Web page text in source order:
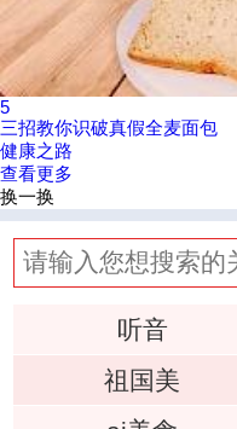
5
三招教你识破真假全麦面包
健康之路
查看更多
换一换
听音
祖国美